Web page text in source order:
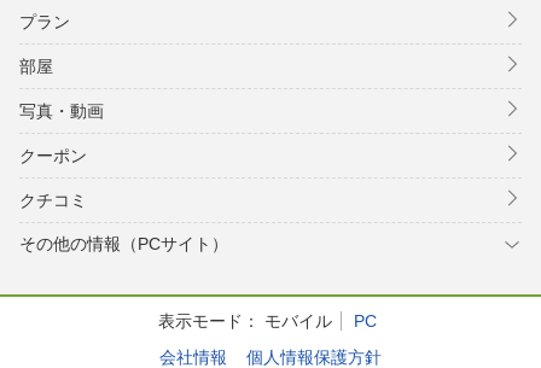
プラン
部屋
写真・動画
クーポン
クチコミ
その他の情報（PCサイト）
表示モード： モバイル
PC
会社情報
個人情報保護方針